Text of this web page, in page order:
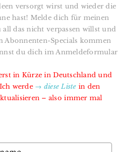
versorgt wirst und wieder die
hast! Melde dich für meinen
das nicht verpassen willst und
Abonnenten-Specials kommen
du dich im Anmeldeformular
in Kürze in Deutschland und
werde → diese Liste in den
– also immer mal